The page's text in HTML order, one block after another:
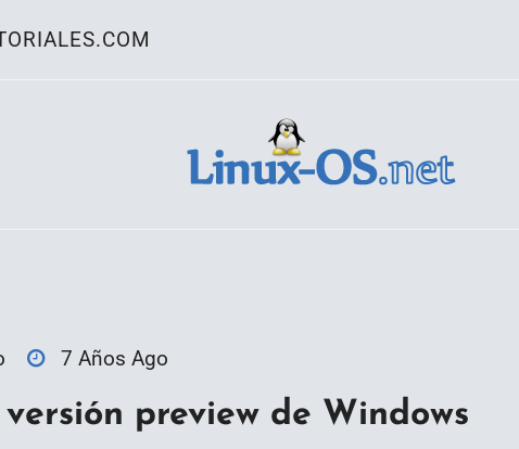
7 Años Ago
preview de Windows